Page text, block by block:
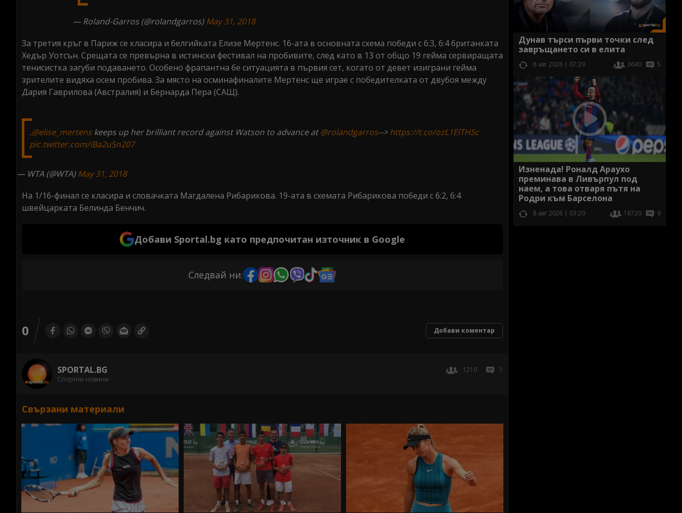
— Roland-Garros (@rolandgarros)May 31, 2018
За третия кръг в Париж се класира и белгийката Елизе Мертенс. 16-ата в основната схема победи с 6:3, 6:4 британката
Хедър Уотсън. Срещата се превърна в истински фестивал на пробивите, след като в 13 от общо 19 гейма сервиращата
тенисистка загуби подаването. Особено фрапантна бе ситуацията в първия сет, когато от девет изиграни гейма
зрителите видяха осем пробива. За място на осминафиналите Мертенс ще играе с победителката от двубоя между
Дария Гаврилова (Австралия) и Бернарда Пера (САЩ).
.@elise_mertenskeeps up her brilliant record against Watson to advance at @rolandgarros-->https://t.co/ozL1ElTHSc
pic.twitter.com/iBa2uSn207
— WTA (@WTA)May 31, 2018
На 1/16-финал се класира и словачката Магдалена Рибарикова. 19-ата в схемата Рибарикова победи с 6:2, 6:4
швейцарката Белинда Бенчич.
Добави Sportal.bg като предпочитан източник в Google
Следвай ни:
0 Добави коментар
SPORTAL.BG
Спортни новини
1210 1
Свързани материали
Дунав търси първи точки след
завръщането си в елита
8 авг 2026 | 07:29 3640 5
Изненада! Роналд Араухо
преминава в Ливърпул под
наем, а това отваря пътя на
Родри към Барселона
8 авг 2026 | 03:20 18720 9